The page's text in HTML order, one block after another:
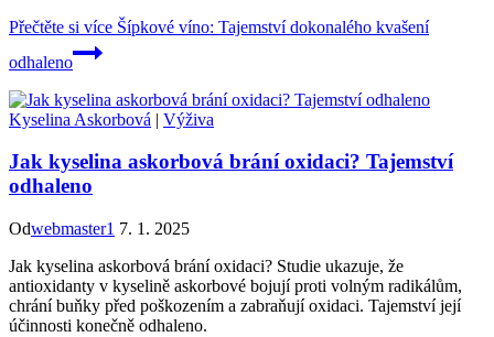
Přečtěte si více Šípkové víno: Tajemství dokonalého kvašení
odhaleno
Kyselina Askorbová | Výživa
Jak kyselina askorbová brání oxidaci? Tajemství
odhaleno
Odwebmaster1 7. 1. 2025
Jak kyselina askorbová brání oxidaci? Studie ukazuje, že
antioxidanty v kyselině askorbové bojují proti volným radikálům,
chrání buňky před poškozením a zabraňují oxidaci. Tajemství její
účinnosti konečně odhaleno.